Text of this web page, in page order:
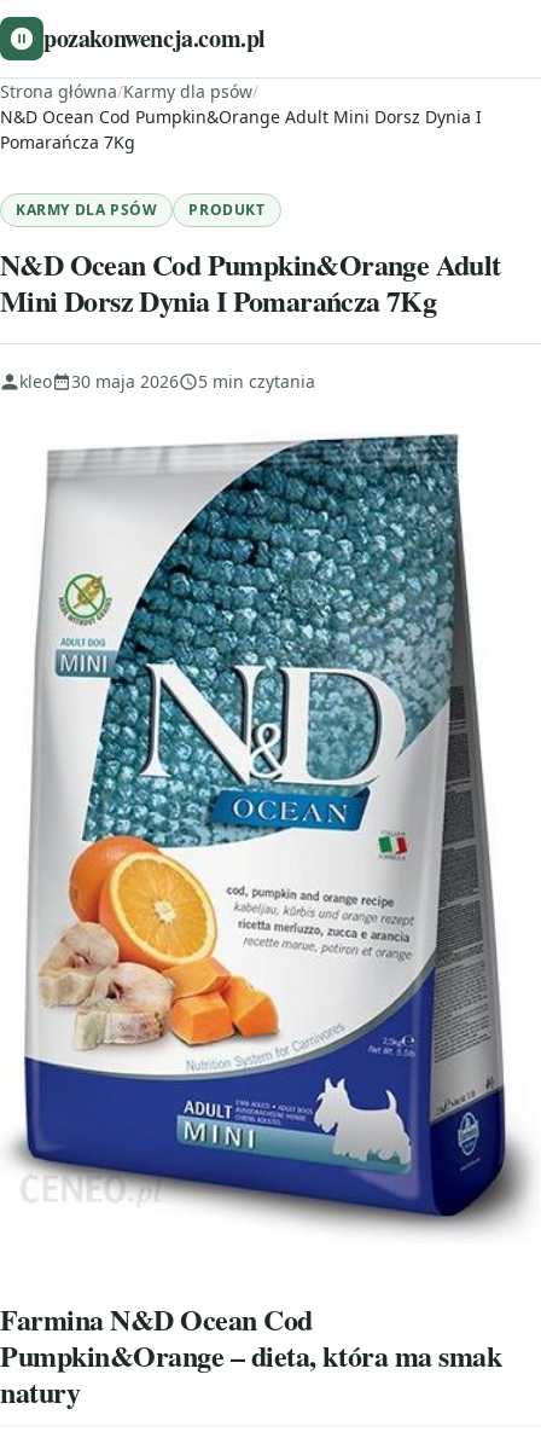
pozakonwencja.com.pl
Strona główna/Karmy dla psów/
N&D Ocean Cod Pumpkin&Orange Adult Mini Dorsz Dynia I
Pomarańcza 7Kg
KARMY DLA PSÓW PRODUKT
N&D Ocean Cod Pumpkin&Orange Adult
Mini Dorsz Dynia I Pomarańcza 7Kg
kleo 30 maja 2026 5 min czytania
Farmina N&D Ocean Cod
Pumpkin&Orange – dieta, która ma smak
natury